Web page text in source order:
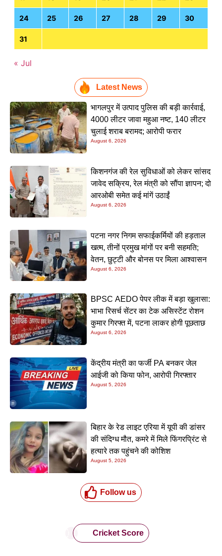
24 25 26 27 28 29 30
31
« Jul
Latest News
भागलपुर में उत्पाद पुलिस की बड़ी कार्रवाई,
4000 लीटर जावा महुआ नष्ट, 140 लीटर
चुलाई शराब बरामद; आरोपी फरार
August 6, 2026
किशनगंज की रेल सुविधाओं को लेकर सांसद
जावेद सक्रिय, रेल मंत्री को सौंपा ज्ञापन; दो
आरओबी समेत कई मांगें उठाईं
August 6, 2026
पटना नगर निगम सफाईकर्मियों की हड़ताल
खत्म, तीनों प्रमुख मांगों पर बनी सहमति;
वेतन, छुट्टी और बोनस पर मिला आश्वासन
August 6, 2026
BPSC AEDO पेपर लीक में बड़ा खुलासा:
भाभा रिसर्च सेंटर का टेक असिस्टेंट रोशन
कुमार गिरफ्त में, पटना लाकर होगी पूछताछ
August 6, 2026
केंद्रीय मंत्री का फर्जी PA बनकर जेल
आईजी को किया फोन, आरोपी गिरफ्तार
August 5, 2026
बिहार के रेड लाइट एरिया में यूपी की डांसर
की संदिग्ध मौत, कमरे में मिले फिंगरप्रिंट से
हत्यारे तक पहुंचने की कोशिश
August 5, 2026
Follow us
Cricket Score